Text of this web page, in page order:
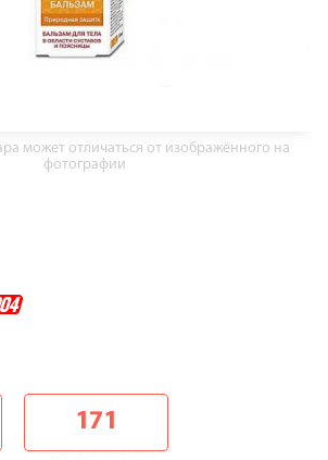
может отличаться от изображённого на
фотографии
171